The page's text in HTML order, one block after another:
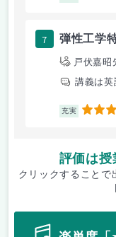
7 弾性工学
戸伏嘉昭
講義は
充実 3
評価は授
クリックすることで